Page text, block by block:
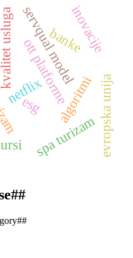
ott platforme
netflix algoritmi
spa turizam
kvalitet uslugaservqual model
evropska unija
bankeinovacije
esg